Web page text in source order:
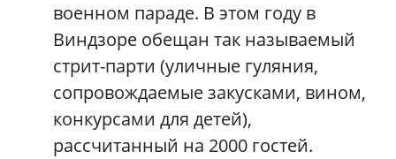
военном параде. В этом году в
Виндзоре обещан так называемый
стрит-парти (уличные гуляния,
сопровождаемые закусками, вином,
конкурсами для детей),
рассчитанный на 2000 гостей.